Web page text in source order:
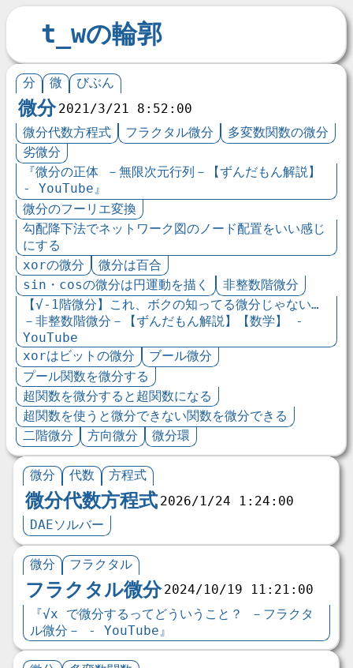
t_wの輪郭
分 微 びぶん
微分 2021/3/21 8:52:00
微分代数方程式
フラクタル微分
多変数関数の微分
劣微分
『微分の正体 －無限次元行列－【ずんだもん解説】
- YouTube』
微分のフーリエ変換
勾配降下法でネットワーク図のノード配置をいい感じ
にする
xorの微分
微分は百合
sin・cosの微分は円運動を描く
非整数階微分
【√-1階微分】これ、ボクの知ってる微分じゃない…
－非整数階微分－【ずんだもん解説】【数学】 -
YouTube
xorはビットの微分
ブール微分
プール関数を微分する
超関数を微分すると超関数になる
超関数を使うと微分できない関数を微分できる
二階微分
方向微分 微分環
微分 代数 方程式
微分代数方程式 2026/1/24 1:24:00
DAEソルバー
微分 フラクタル
フラクタル微分 2024/10/19 11:21:00
『√x で微分するってどういうこと？ －フラクタ
ル微分－ - YouTube』